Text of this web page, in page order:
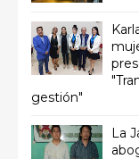
gestión"
La